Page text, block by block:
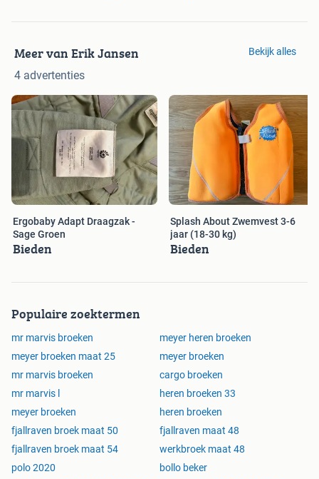
Meer van Erik Jansen
4 advertenties
Bekijk alles
Ergobaby Adapt Draagzak -
Sage Groen
Bieden
Splash About Zwemvest 3-6
jaar (18-30 kg)
Bieden
Populaire zoektermen
mr marvis broeken
meyer heren broeken
meyer broeken maat 25
meyer broeken
mr marvis broeken
cargo broeken
mr marvis l
heren broeken 33
meyer broeken
heren broeken
fjallraven broek maat 50
fjallraven maat 48
fjallraven broek maat 54
werkbroek maat 48
polo 2020
bollo beker